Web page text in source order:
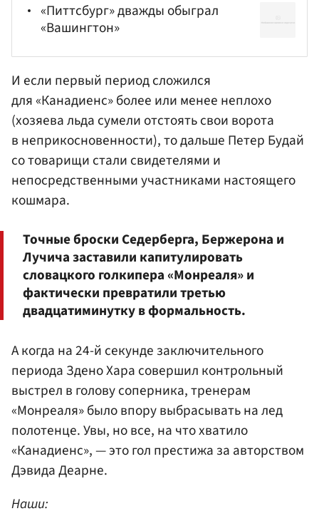
«Питтсбург» дважды обыграл
«Вашингтон»
И если первый период сложился
для «Канадиенс» более или менее неплохо
(хозяева льда сумели отстоять свои ворота
в неприкосновенности), то дальше Петер Будай
со товарищи стали свидетелями и
непосредственными участниками настоящего
кошмара.
Точные броски Седерберга, Бержерона и
Лучича заставили капитулировать
словацкого голкипера «Монреаля» и
фактически превратили третью
двадцатиминутку в формальность.
А когда на 24-й секунде заключительного
периода Здено Хара совершил контрольный
выстрел в голову соперника, тренерам
«Монреаля» было впору выбрасывать на лед
полотенце. Увы, но все, на что хватило
«Канадиенс», — это гол престижа за авторством
Дэвида Деарне.
Наши: